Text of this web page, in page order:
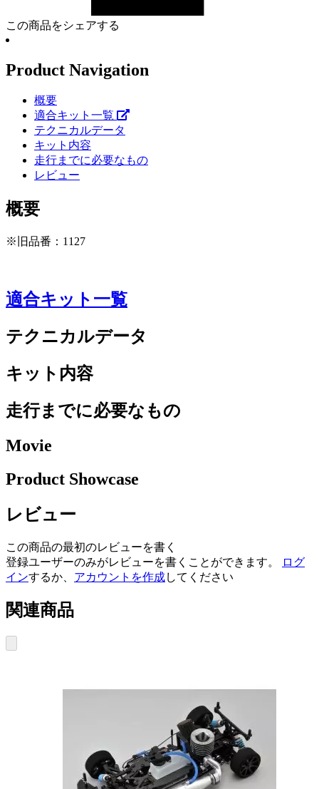
この商品をシェアする
Product Navigation
概要
適合キット一覧
テクニカルデータ
キット内容
走行までに必要なもの
レビュー
概要
※旧品番：1127
適合キット一覧
テクニカルデータ
キット内容
走行までに必要なもの
Movie
Product Showcase
レビュー
この商品の最初のレビューを書く
登録ユーザーのみがレビューを書くことができます。
ログ
インするか、 アカウントを作成してください
関連商品